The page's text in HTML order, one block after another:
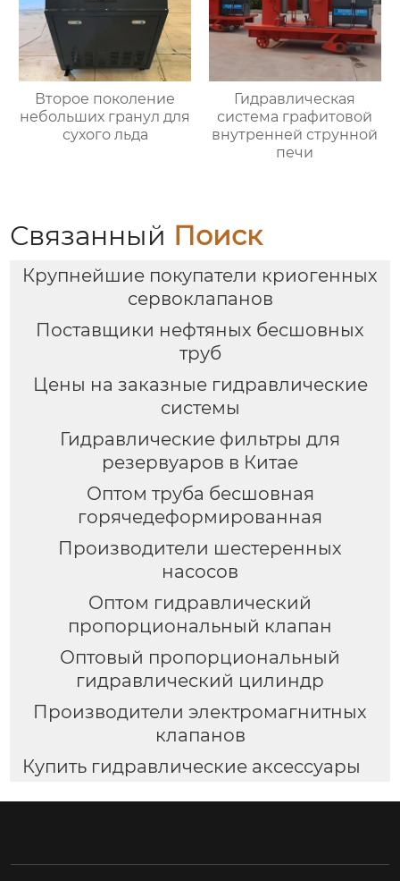
Второе поколение
небольших гранул для
сухого льда
Гидравлическая
система графитовой
внутренней струнной
печи
Связанный Поиск
Крупнейшие покупатели криогенных
сервоклапанов
Поставщики нефтяных бесшовных
труб
Цены на заказные гидравлические
системы
Гидравлические фильтры для
резервуаров в Китае
Оптом труба бесшовная
горячедеформированная
Производители шестеренных
насосов
Оптом гидравлический
пропорциональный клапан
Оптовый пропорциональный
гидравлический цилиндр
Производители электромагнитных
клапанов
Купить гидравлические аксессуары